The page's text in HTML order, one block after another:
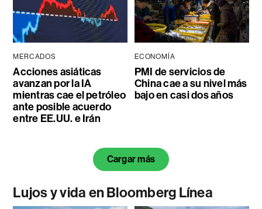
MERCADOS
Acciones asiáticas
avanzan por la IA
mientras cae el petróleo
ante posible acuerdo
entre EE.UU. e Irán
ECONOMÍA
PMI de servicios de
China cae a su nivel más
bajo en casi dos años
Cargar más
Lujos y vida en Bloomberg Línea